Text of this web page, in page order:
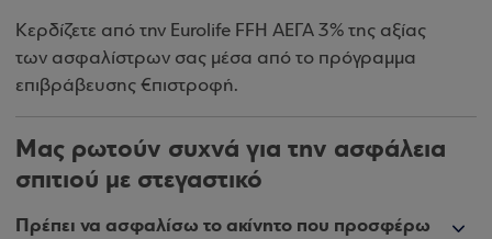
Κερδίζετε από την Eurolife FFH ΑΕΓΑ 3% της αξίας
των ασφαλίστρων σας μέσα από το πρόγραμμα
επιβράβευσης €πιστροφή.
Μας ρωτούν συχνά για την ασφάλεια
σπιτιού με στεγαστικό
Πρέπει να ασφαλίσω το ακίνητο που προσφέρω